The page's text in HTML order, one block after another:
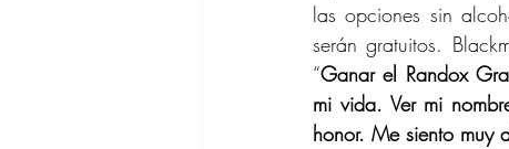
las opciones sin
serán gratuitos.
“Ganar el Randox
mi vida. Ver mi
honor. Me siento muy